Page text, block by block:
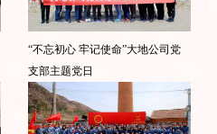
“不忘初心 牢记使命”大地公司党
支部主题党日